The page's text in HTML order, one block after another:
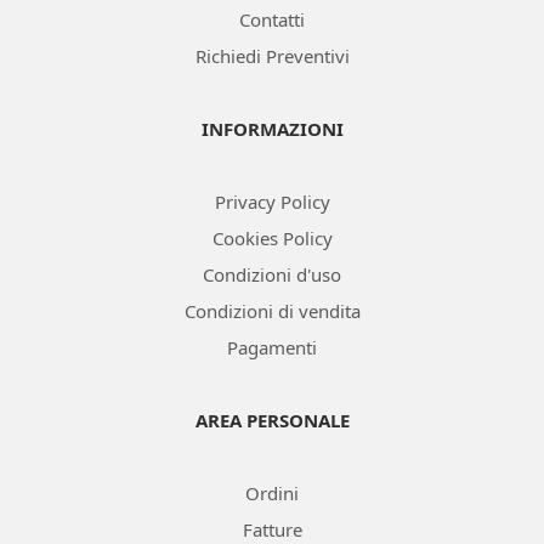
Contatti
Richiedi Preventivi
INFORMAZIONI
Privacy Policy
Cookies Policy
Condizioni d'uso
Condizioni di vendita
Pagamenti
AREA PERSONALE
Ordini
Fatture